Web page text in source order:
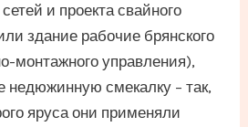
и проекта свайного
здание рабочие брянского
монтажного управления),
недюжинную смекалку – так,
яруса они применяли